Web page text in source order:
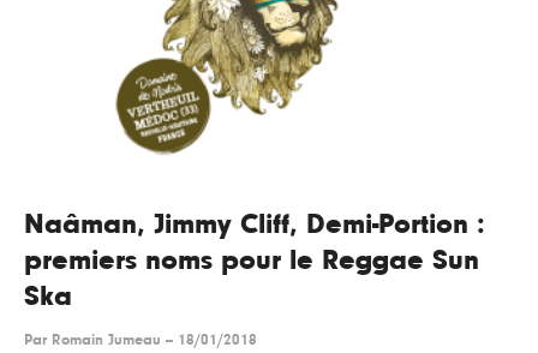
Naâman, Jimmy Cliff, Demi-Portion :
premiers noms pour le Reggae Sun
Ska
Par Romain Jumeau -- 18/01/2018